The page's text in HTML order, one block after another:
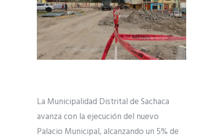
La Municipalidad Distrital de Sachaca
avanza con la ejecución del nuevo
Palacio Municipal, alcanzando un 5% de